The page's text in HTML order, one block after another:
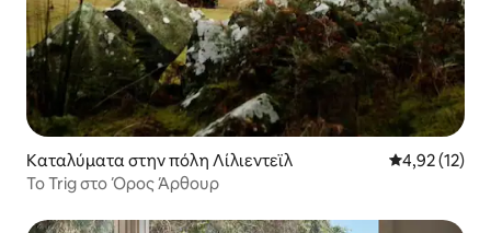
Καταλύματα στην πόλη Λίλιεντεϊλ Μέση
4,92 (12)
Το Trig στο Όρος Άρθουρ